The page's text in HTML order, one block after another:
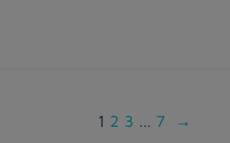
1 2 3 … 7 →